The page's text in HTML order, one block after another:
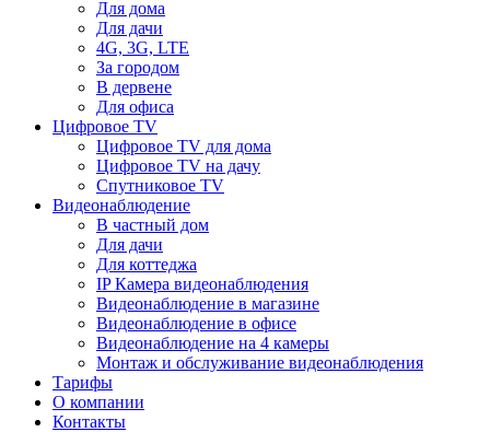
Для дома
Для дачи
4G, 3G, LTE
За городом
В дервене
Для офиса
Цифровое TV
Цифровое TV для дома
Цифровое TV на дачу
Спутниковое TV
Видеонаблюдение
В частный дом
Для дачи
Для коттеджа
IP Камера видеонаблюдения
Видеонаблюдение в магазине
Видеонаблюдение в офисе
Видеонаблюдение на 4 камеры
Монтаж и обслуживание видеонаблюдения
Тарифы
О компании
Контакты